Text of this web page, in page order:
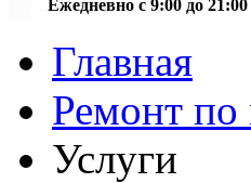
Ежедневно с 9:00 до 21:00
Главная
Ремонт по
Услуги